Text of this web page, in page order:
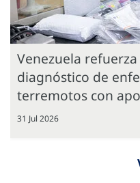
Venezuela
diagnóstico de
terremotos con
31 Jul 2026